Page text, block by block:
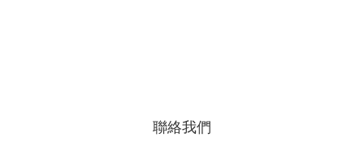
聯絡我們